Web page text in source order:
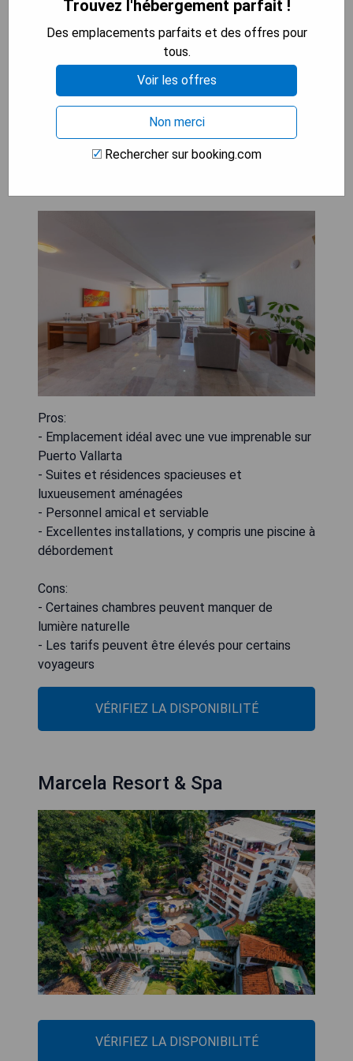
- Les tarifs peuvent être élevés pendant la haute
saison
VÉRIFIEZ LA DISPONIBILITÉ
Grand Miramar All Luxury Suites
Pros:
- Emplacement idéal avec une vue imprenable sur
Puerto Vallarta
- Suites et résidences spacieuses et
luxueusement aménagées
- Personnel amical et serviable
- Excellentes installations, y compris une piscine à
débordement
Cons:
- Certaines chambres peuvent manquer de
lumière naturelle
- Les tarifs peuvent être élevés pour certains
voyageurs
VÉRIFIEZ LA DISPONIBILITÉ
Marcela Resort & Spa
VÉRIFIEZ LA DISPONIBILITÉ
Trouvez l'hébergement parfait !
Des emplacements parfaits et des offres pour
tous.
Voir les offres
Non merci
Rechercher sur booking.com